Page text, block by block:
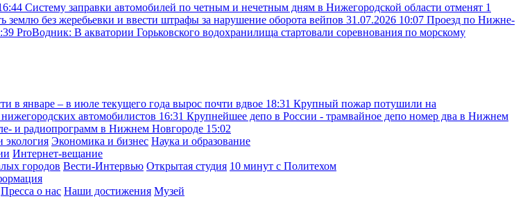
Систему заправки автомобилей по четным и нечетным дням в Нижегородской области отменят 1
землю без жеребьевки и ввести штрафы за нарушение оборота вейпов 31.07.2026 10:07 Проезд по Нижне-
ProВодник: В акватории Горьковского водохранилища стартовали соревнования по морскому
в январе – в июле текущего года вырос почти вдвое 18:31 Крупный пожар потушили на
автомобилистов 16:31 Крупнейшее депо в России - трамвайное депо номер два в Нижнем
и радиопрограмм в Нижнем Новгороде 15:02
Экономика и бизнес Наука и образование
Интернет-вещание
городов Вести-Интервью Открытая студия 10 минут с Политехом
Пресса о нас Наши достижения Музей